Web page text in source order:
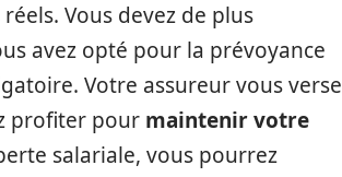
Vous devez de plus
avez opté pour la prévoyance
Votre assureur vous verse
profiter pour maintenir votre
salariale, vous pourrez